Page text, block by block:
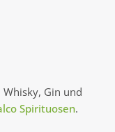
Gin und
Spirituosen.